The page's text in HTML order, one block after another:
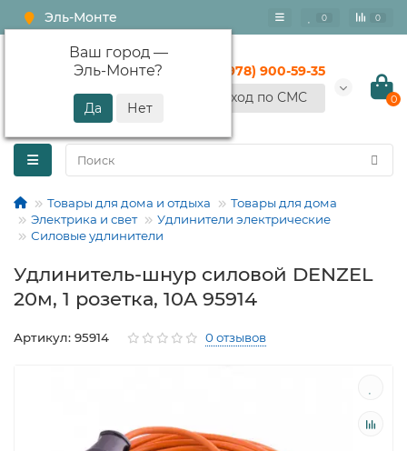
Эль-Монте
Ваш город —
Эль-Монте?
0 0
+7 (978) 900-59-35
Вход по СМС
0
Товары для дома и отдыха
Товары для дома
Электрика и свет
Удлинители электрические
Силовые удлинители
Удлинитель-шнур силовой DENZEL
20м, 1 розетка, 10A 95914
Артикул: 95914 0 отзывов